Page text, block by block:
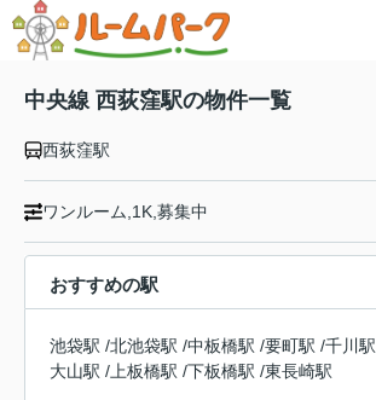
中央線 西荻窪駅の物件一覧
西荻窪駅
ワンルーム,1K,募集中
おすすめの駅
池袋駅 /北池袋駅 /中板橋駅 /要町駅 /千川駅
大山駅 / 上板橋駅 /下板橋駅 /東長崎駅